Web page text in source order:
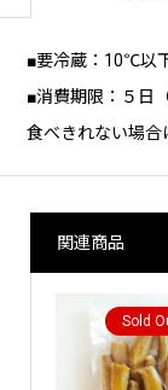
■要冷蔵：10℃以
■消費期限：５日
食べきれない場合
関連商品
Sold